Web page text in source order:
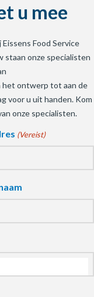
u mee
Food Service
staan onze specialisten
het ontwerp tot aan de
voor u uit handen. Kom
onze specialisten.
(Vereist)